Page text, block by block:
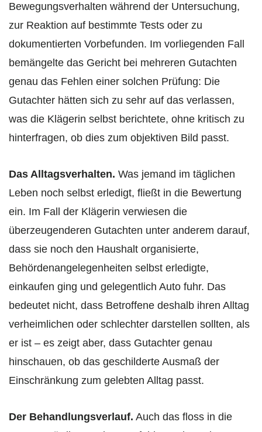
Bewegungsverhalten während der Untersuchung,
zur Reaktion auf bestimmte Tests oder zu
dokumentierten Vorbefunden. Im vorliegenden Fall
bemängelte das Gericht bei mehreren Gutachten
genau das Fehlen einer solchen Prüfung: Die
Gutachter hätten sich zu sehr auf das verlassen,
was die Klägerin selbst berichtete, ohne kritisch zu
hinterfragen, ob dies zum objektiven Bild passt.
Das Alltagsverhalten. Was jemand im täglichen
Leben noch selbst erledigt, fließt in die Bewertung
ein. Im Fall der Klägerin verwiesen die
überzeugenderen Gutachten unter anderem darauf,
dass sie noch den Haushalt organisierte,
Behördenangelegenheiten selbst erledigte,
einkaufen ging und gelegentlich Auto fuhr. Das
bedeutet nicht, dass Betroffene deshalb ihren Alltag
verheimlichen oder schlechter darstellen sollten, als
er ist – es zeigt aber, dass Gutachter genau
hinschauen, ob das geschilderte Ausmaß der
Einschränkung zum gelebten Alltag passt.
Der Behandlungsverlauf. Auch das floss in die